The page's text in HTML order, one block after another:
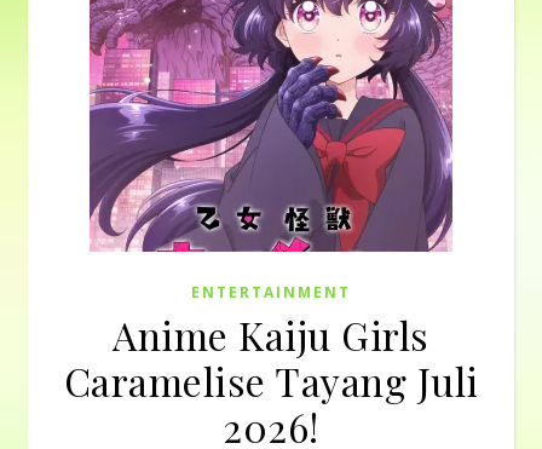
ENTERTAINMENT
Anime Kaiju Girls
Caramelise Tayang Juli
2026!